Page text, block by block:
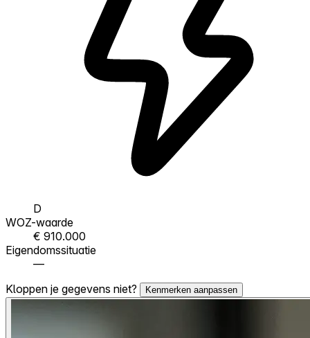
D
WOZ-waarde
€ 910.000
Eigendomssituatie
—
Kloppen je gegevens niet?
Kenmerken aanpassen